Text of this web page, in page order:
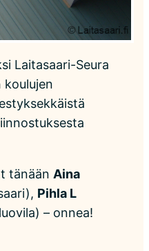
Laitasaari-Seura
koulujen
tänään Aina
Pihla L
– onnea!